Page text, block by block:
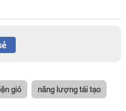
gió năng lượng tái tạo